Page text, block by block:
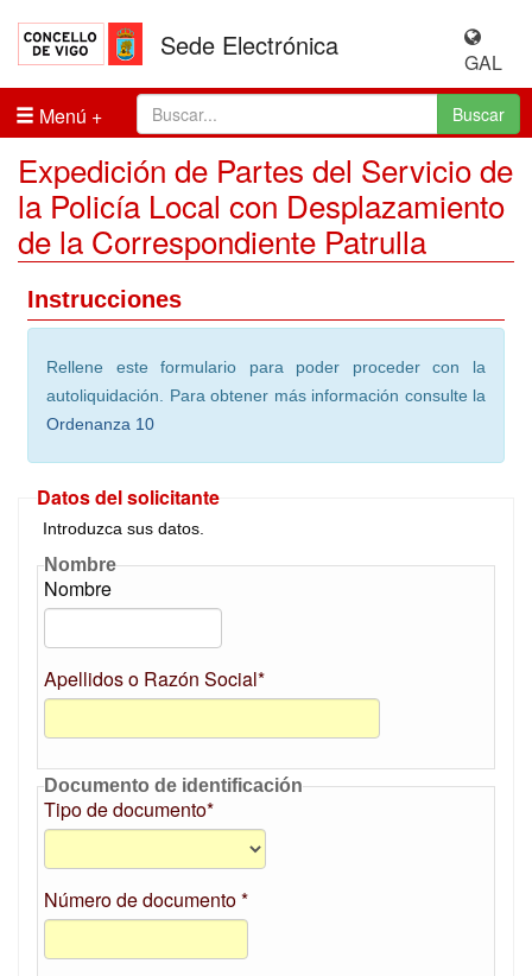
Sede Electrónica
GAL
Menú
Buscar
Expedición de Partes del Servicio de
la Policía Local con Desplazamiento
de la Correspondiente Patrulla
Instrucciones
Rellene este formulario para poder proceder con la
autoliquidación. Para obtener más información consulte la
Ordenanza 10
Datos del solicitante
Introduzca sus datos.
Nombre
Nombre
Apellidos o Razón Social*
Documento de identificación
Tipo de documento*
Número de documento *